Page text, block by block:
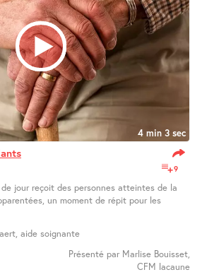
4 min 3 sec
9
de jour reçoit des personnes atteintes de la
un moment de répit pour les
aide soignante
Présenté par Marlise Bouisset,
CFM lacaune